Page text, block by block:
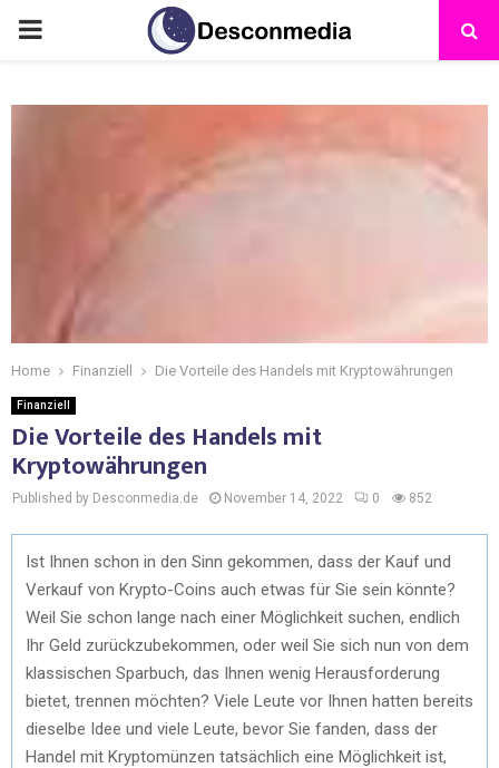
Home Finanziell Die Vorteile des Handels mit Kryptowährungen
Finanziell
Die Vorteile des Handels mit
Kryptowährungen
Published by Desconmedia.de November 14, 2022 0 852
Ist Ihnen schon in den Sinn gekommen, dass der Kauf und
Verkauf von Krypto-Coins auch etwas für Sie sein könnte?
Weil Sie schon lange nach einer Möglichkeit suchen, endlich
Ihr Geld zurückzubekommen, oder weil Sie sich nun von dem
klassischen Sparbuch, das Ihnen wenig Herausforderung
bietet, trennen möchten? Viele Leute vor Ihnen hatten bereits
dieselbe Idee und viele Leute, bevor Sie fanden, dass der
Handel mit Kryptomünzen tatsächlich eine Möglichkeit ist,